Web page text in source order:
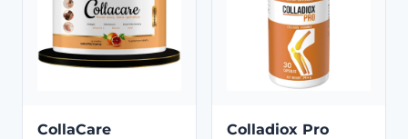
CollaCare Colladiox Pro